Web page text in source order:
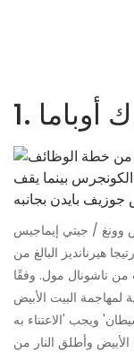
أوباما
أورتيجا هيرنانديز البالغ من
من ناشونال مول. وفقًا
لمهاجمة البيت الأبيض
الأبيض وأطلق النار من